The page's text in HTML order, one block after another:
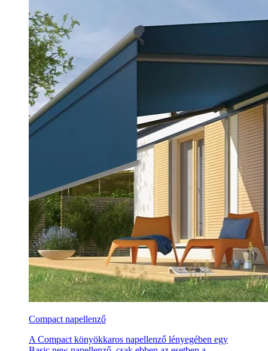
Compact napellenző
A Compact könyökkaros napellenző lényegében egy